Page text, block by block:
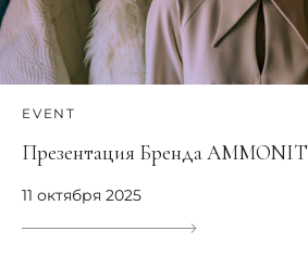
EVENT
Презентация Бренда AMMONIT
11 октября 2025